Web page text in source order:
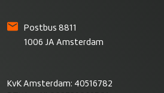
Postbus 8811
1006 JA Amsterdam
KvK Amsterdam: 40516782